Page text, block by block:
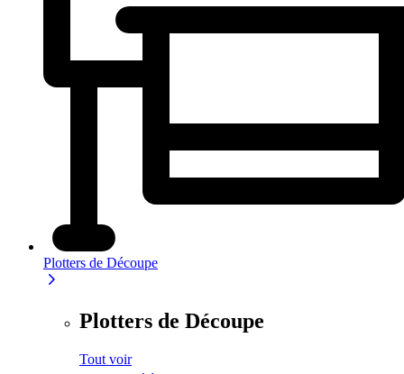
Plotters de Découpe
Plotters de Découpe
Tout voir